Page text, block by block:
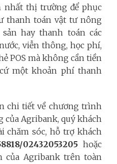
nhất thị trường để phục
thanh toán vật tư nông
hay thanh toán các
viễn thông, học phí,
POS mà không cần tiền
một khoản phí thanh
chi tiết về chương trình
của Agribank, quý khách
chăm sóc, hỗ trợ khách
02432053205 hoặc
của Agribank trên toàn